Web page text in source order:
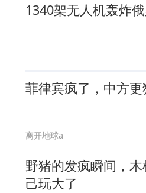
1340架无人机轰炸俄
菲律宾疯了，中方更
离开地球a
野猪的发疯瞬间，
己玩大了